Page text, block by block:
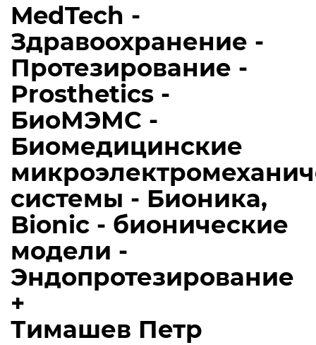
MedTech -
Здравоохранение -
Протезирование -
Prosthetics -
БиоМЭМС -
Биомедицинские
системы - Бионика,
Bionic - бионические
модели -
Эндопротезирование
+
Тимашев Петр